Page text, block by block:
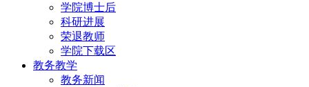
学院博士后
科研进展
荣退教师
学院下载区
教务教学
教务新闻